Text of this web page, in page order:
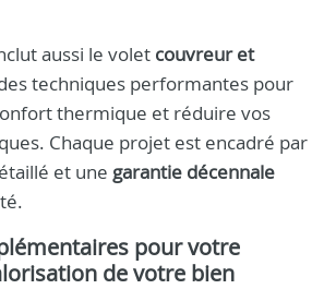
aussi le volet couvreur et
techniques performantes pour
thermique et réduire vos
Chaque projet est encadré par
et une garantie décennale
pour votre
de votre bien